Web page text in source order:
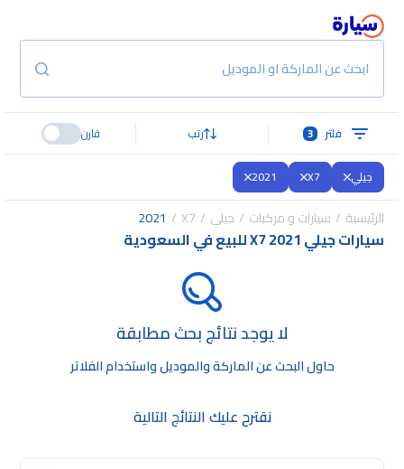
ابحث عن الماركة او الموديل
فلتر 3 رتب قارن
جيلي X7
2021
الرئيسية سيارات و مركبات جيلي X7
2021
سيارات جيلي X7 2021 للبيع في السعودية
لا يوجد نتائج بحث مطابقة
حاول البحث عن الماركة والموديل واستخدام الفلاتر
نقترح عليك النتائج التالية